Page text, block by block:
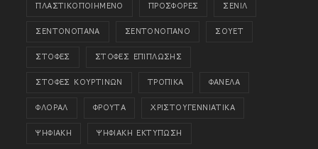
ΠΛΑΣΤΙΚΟΠΟΙΗΜΕΝΟ ΠΡΟΣΦΟΡΕΣ ΣΕΝΙΛ
ΣΕΝΤΟΝΟΠΑΝΑ ΣΕΝΤΟΝΟΠΑΝΟ ΣΟΥΕΤ
ΣΤΟΦΕΣ ΣΤΟΦΕΣ ΕΠΙΠΛΩΣΗΣ
ΣΤΟΦΕΣ ΚΟΥΡΤΙΝΩΝ ΤΡΟΠΙΚΑ ΦΑΝΕΛΑ
ΦΛΟΡΑΛ ΦΡΟΥΤΑ ΧΡΙΣΤΟΥΓΕΝΝΙΑΤΙΚΑ
ΨΗΦΙΑΚΗ ΨΗΦΙΑΚΗ ΕΚΤΥΠΩΣΗ